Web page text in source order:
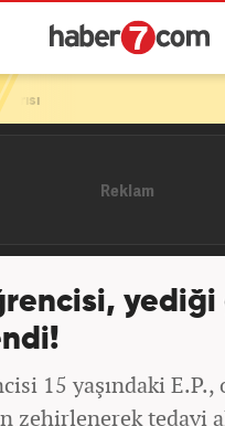
yediği
15 yaşındaki
zehirlenerek tedavi